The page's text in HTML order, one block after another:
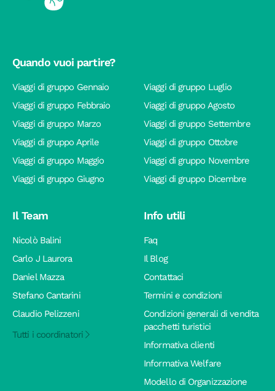
Quando vuoi partire?
Viaggi di gruppo Gennaio
Viaggi di gruppo Febbraio
Viaggi di gruppo Marzo
Viaggi di gruppo Aprile
Viaggi di gruppo Maggio
Viaggi di gruppo Giugno
Viaggi di gruppo Luglio
Viaggi di gruppo Agosto
Viaggi di gruppo Settembre
Viaggi di gruppo Ottobre
Viaggi di gruppo Novembre
Viaggi di gruppo Dicembre
Il Team
Nicolò Balini
Carlo J Laurora
Daniel Mazza
Stefano Cantarini
Claudio Pelizzeni
Tutti i coordinatori
Info utili
Faq
Il Blog
Contattaci
Termini e condizioni
Condizioni generali di vendita
pacchetti turistici
Informativa clienti
Informativa Welfare
Modello di Organizzazione